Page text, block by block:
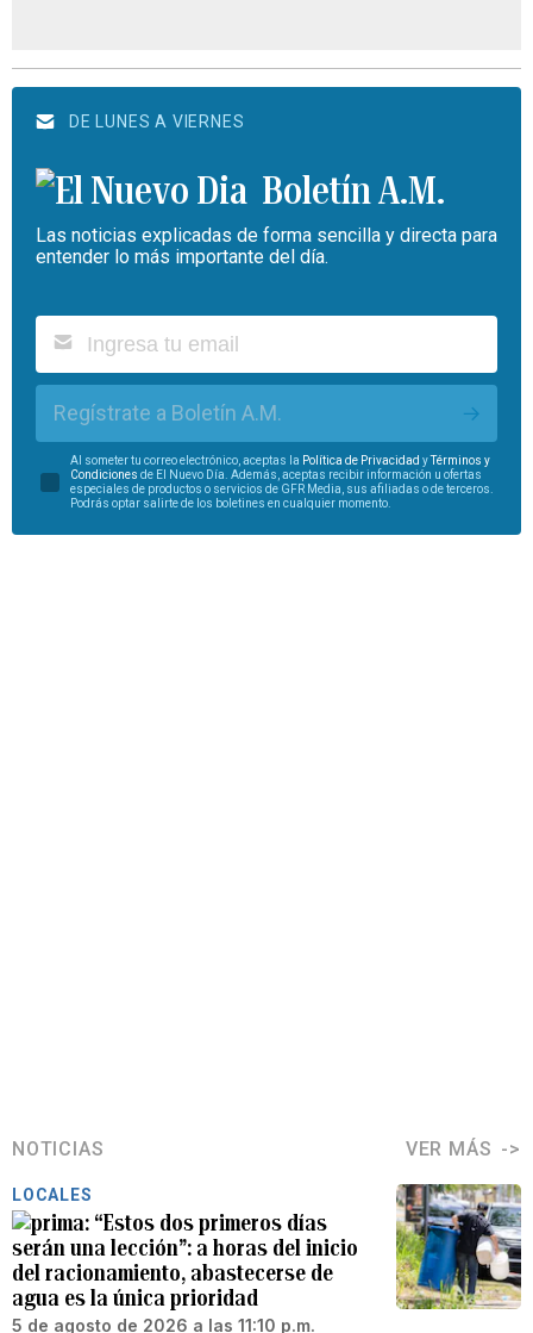
DE LUNES A VIERNES
Boletín A.M.
Las noticias explicadas de forma sencilla y directa para
entender lo más importante del día.
Regístrate a Boletín A.M.
Al someter tu correo electrónico, aceptas la Política de Privacidad yTérminos y
Condiciones de El Nuevo Día. Además, aceptas recibir información u ofertas
especiales de productos o servicios de GFR Media, sus afiliadas o de terceros.
Podrás optar salirte de los boletines en cualquier momento.
NOTICIAS VER MÁS
LOCALES
“Estos dos primeros días
serán una lección”: a horas del inicio
del racionamiento, abastecerse de
agua es la única prioridad
5 de agosto de 2026 a las 11:10 p.m.